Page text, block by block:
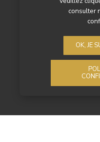
consulter
OK, JE
Contactez-nous
Politique de